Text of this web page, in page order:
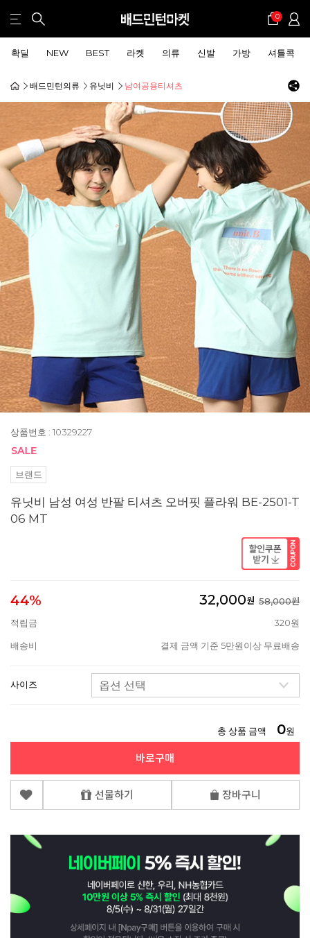
0
확딜 NEW BEST 라켓 의류 신발 가방 셔틀콕
배드민턴의류 유닛비 남여공용티셔츠
상품번호 : 10329227
브랜드
유닛비 남성 여성 반팔 티셔츠 오버핏 플라워 BE-2501-T
06 MT
44% 32,000원 58,000원
적립금
320원
배송비 결제 금액 기준 5만원이상 무료배송
사이즈
총 상품 금액 0원
바로구매
선물하기 장바구니